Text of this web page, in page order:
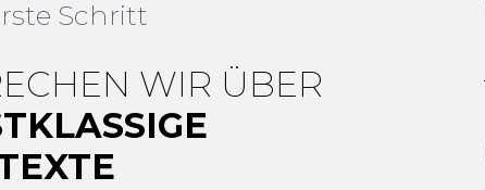
Schritt
WIR ÜBER